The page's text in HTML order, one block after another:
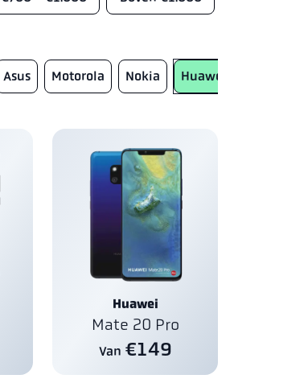
Asus Motorola Nokia Huawei
Huawei
Mate 20 Pro
Van €149